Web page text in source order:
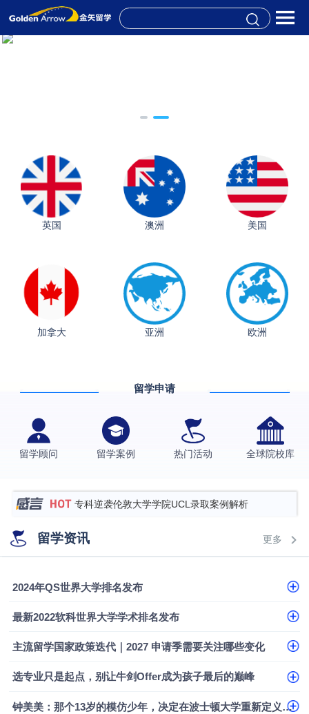
英国 澳洲 美国
加拿大 亚洲 欧洲
留学申请
留学顾问 留学案例 热门活动 全球院校库
从上海财大2+2到谢菲尔德：低均分逆袭QS百强金
​恭喜Z同学荣获剑桥大学录取
西南财经大学投资学背景，成功斩获英国名校多份
上海财经大学经济学背景成功斩获爱丁堡大学经济学
专科逆袭伦敦大学学院UCL录取案例解析
香港浸会大学伦理与公共事务硕士录取
从上海财大2+2到谢菲尔德：低均分逆袭QS百强金
留学资讯 更多
2024年QS世界大学排名发布
最新2022软科世界大学学术排名发布
主流留学国家政策迭代｜2027 申请季需要关注哪些变化
选专业只是起点，别让牛剑Offer成为孩子最后的巅峰
钟美美：那个13岁的模仿少年，决定在波士顿大学重新定义自己